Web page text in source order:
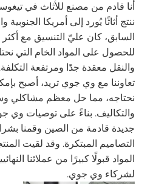
أنا قادم من مصنع للأثاث في
ننتج أثاثًا يُورد إلى أمريكا الجنوبية
السابق، كان عليّ التنسيق مع
للحصول على المواد الخام التي
تعاوننا مع وي جوي تريد، أصبح
نحتاجه، مما حل معظم مشاكلي
والتكاليف. بناءً على توصيات وي
جديدة قادمة من الصين وقمنا
التصاميم المبتكرة. وقد لقيت
المواد قبولًا كبيرًا من عملائنا
لشركاء وي جوي.